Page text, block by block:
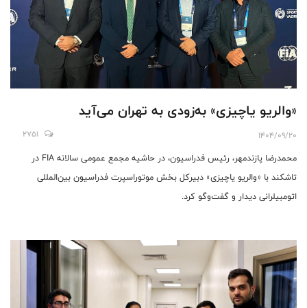
«والریو یاچیزی» به‌زودی به تهران می‌آید
1404/09/20
2751
محمدرضا پازندمهر، رئیس فدراسیون، در حاشیه مجمع عمومی سالانه FIA در
تاشکند با «والریو یاچیزی» دبیرکل بخش موتوراسپرت فدراسیون بین‌المللی
اتومبیلرانی دیدار و گفت‌وگو کرد.